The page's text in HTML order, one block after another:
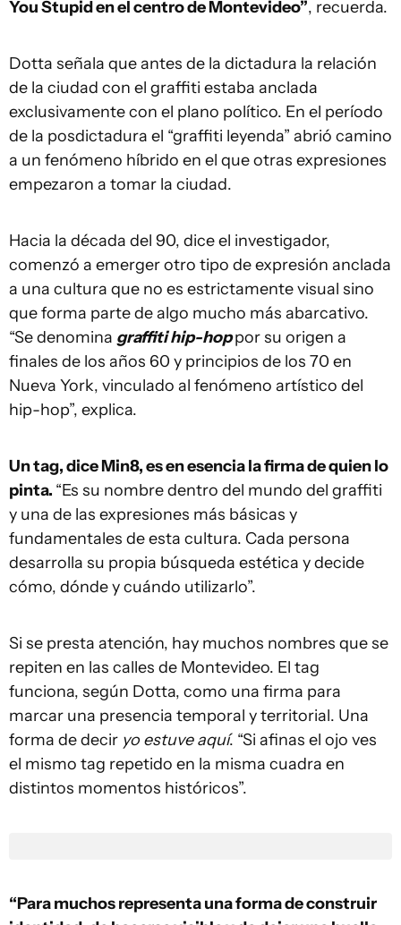
You Stupid en el centro de Montevideo”, recuerda.
Dotta señala que antes de la dictadura la relación
de la ciudad con el graffiti estaba anclada
exclusivamente con el plano político. En el período
de la posdictadura el “graffiti leyenda” abrió camino
a un fenómeno híbrido en el que otras expresiones
empezaron a tomar la ciudad.
Hacia la década del 90, dice el investigador,
comenzó a emerger otro tipo de expresión anclada
a una cultura que no es estrictamente visual sino
que forma parte de algo mucho más abarcativo.
“Se denomina graffiti hip-hoppor su origen a
finales de los años 60 y principios de los 70 en
Nueva York, vinculado al fenómeno artístico del
hip-hop”, explica.
Un tag, dice Min8, es en esencia la firma de quien lo
pinta. “Es su nombre dentro del mundo del graffiti
y una de las expresiones más básicas y
fundamentales de esta cultura. Cada persona
desarrolla su propia búsqueda estética y decide
cómo, dónde y cuándo utilizarlo”.
Si se presta atención, hay muchos nombres que se
repiten en las calles de Montevideo. El tag
funciona, según Dotta, como una firma para
marcar una presencia temporal y territorial. Una
forma de decir yo estuve aquí. “Si afinas el ojo ves
el mismo tag repetido en la misma cuadra en
distintos momentos históricos”.
“Para muchos representa una forma de construir